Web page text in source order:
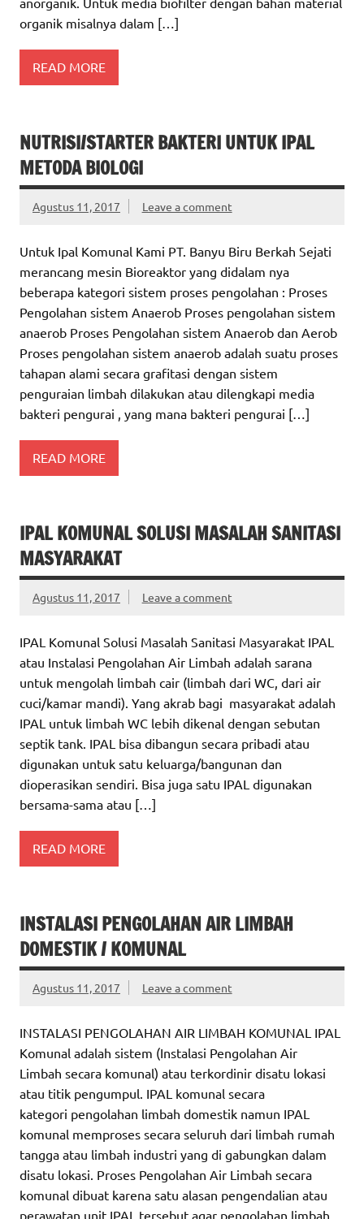
organik misalnya dalam […]
READ MORE
NUTRISI/STARTER BAKTERI UNTUK IPAL
METODA BIOLOGI
Agustus 11, 2017 Leave a comment
Untuk Ipal Komunal Kami PT. Banyu Biru Berkah Sejati
merancang mesin Bioreaktor yang didalam nya
beberapa kategori sistem proses pengolahan : Proses
Pengolahan sistem Anaerob Proses pengolahan sistem
anaerob Proses Pengolahan sistem Anaerob dan Aerob
Proses pengolahan sistem anaerob adalah suatu proses
tahapan alami secara grafitasi dengan sistem
penguraian limbah dilakukan atau dilengkapi media
bakteri pengurai , yang mana bakteri pengurai […]
READ MORE
IPAL KOMUNAL SOLUSI MASALAH SANITASI
MASYARAKAT
Agustus 11, 2017 Leave a comment
IPAL Komunal Solusi Masalah Sanitasi Masyarakat IPAL
atau Instalasi Pengolahan Air Limbah adalah sarana
untuk mengolah limbah cair (limbah dari WC, dari air
cuci/kamar mandi). Yang akrab bagi masyarakat adalah
IPAL untuk limbah WC lebih dikenal dengan sebutan
septik tank. IPAL bisa dibangun secara pribadi atau
digunakan untuk satu keluarga/bangunan dan
dioperasikan sendiri. Bisa juga satu IPAL digunakan
bersama-sama atau […]
READ MORE
INSTALASI PENGOLAHAN AIR LIMBAH
DOMESTIK / KOMUNAL
Agustus 11, 2017 Leave a comment
INSTALASI PENGOLAHAN AIR LIMBAH KOMUNAL IPAL
Komunal adalah sistem (Instalasi Pengolahan Air
Limbah secara komunal) atau terkordinir disatu lokasi
atau titik pengumpul. IPAL komunal secara
kategori pengolahan limbah domestik namun IPAL
komunal memproses secara seluruh dari limbah rumah
tangga atau limbah industri yang di gabungkan dalam
disatu lokasi. Proses Pengolahan Air Limbah secara
komunal dibuat karena satu alasan pengendalian atau
perawatan unit IPAL tersebut agar pengolahan limbah